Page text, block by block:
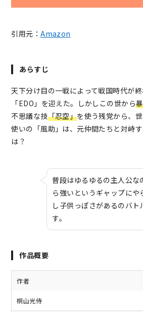
引用元：Amazon
あらすじ
天下分け目の一戦によって戦国時代が
「EDO」を迎えた。しかしこの世から
不思議な技「忍空」を使う残党から、
使いの「風助」は、元仲間たちと対峙
は？
普段はゆるゆるの主人公な
ら強いというギャップにや
し子供っぽさがあるのバト
す。
作品概要
作者
桐山光侍